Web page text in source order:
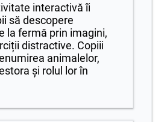
interactivă îi
să descopere
la fermă prin imagini,
distractive. Copiii
animalelor,
și rolul lor în